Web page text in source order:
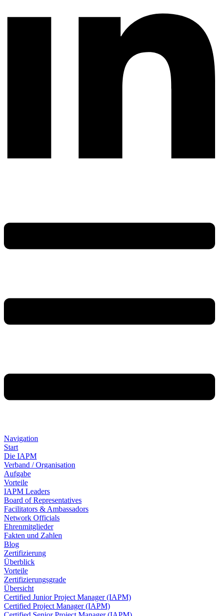
Navigation
Start
Die IAPM
Verband / Organisation
Aufgabe
Vorteile
IAPM Leaders
Board of Representatives
Facilitators & Ambassadors
Network Officials
Ehrenmitglieder
Fakten und Zahlen
Blog
Zertifizierung
Überblick
Vorteile
Zertifizierungsgrade
Übersicht
Certified Junior Project Manager (IAPM)
Certified Project Manager (IAPM)